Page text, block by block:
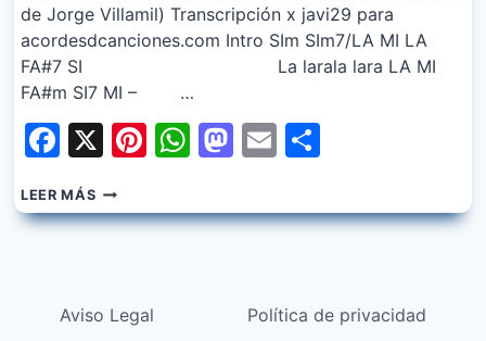
de Jorge Villamil) Transcripción x javi29 para
acordesdcanciones.com Intro SIm SIm7/LA MI LA
FA#7 SI La larala lara LA MI
FA#m SI7 MI – …
Facebook
X Pinterest
WhatsApp
Mastodon
Email
LEER MÁSJORGE
VILLAMIL
–
TI
Aviso Legal Política de privacidad